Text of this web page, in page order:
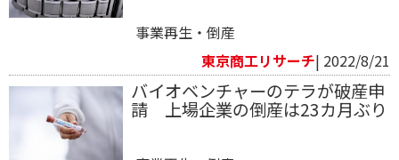
事業再生・倒産
東京商工リサーチ| 2022/8/21
バイオベンチャーのテラが破産申
請 上場企業の倒産は23カ月ぶり